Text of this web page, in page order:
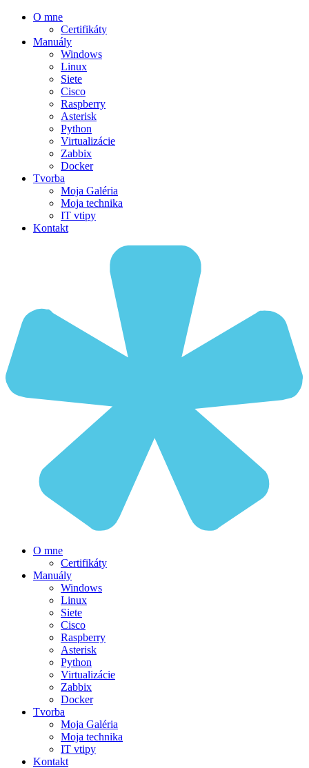
O mne
Certifikáty
Manuály
Windows
Linux
Siete
Cisco
Raspberry
Asterisk
Python
Virtualizácie
Zabbix
Docker
Tvorba
Moja Galéria
Moja technika
IT vtipy
Kontakt
O mne
Certifikáty
Manuály
Windows
Linux
Siete
Cisco
Raspberry
Asterisk
Python
Virtualizácie
Zabbix
Docker
Tvorba
Moja Galéria
Moja technika
IT vtipy
Kontakt